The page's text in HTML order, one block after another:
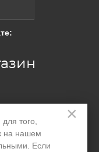
×
того,
на нашем
Если